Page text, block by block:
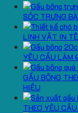
SÓC TRƯNG
LINH VẬT IN
YÊU CẦU LÀM
GẤU BÔNG
HIỆU
THEO YÊU